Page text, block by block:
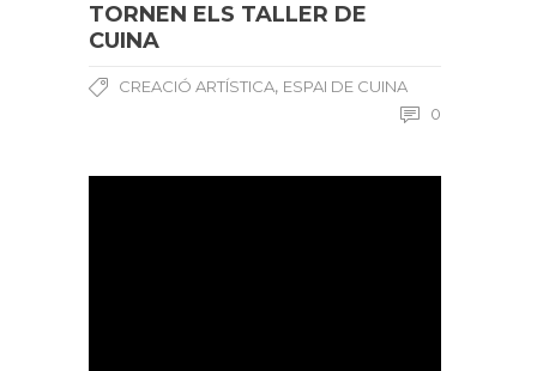
TORNEN ELS TALLER DE
CUINA
CREACIÓ ARTÍSTICA, ESPAI DE CUINA
0